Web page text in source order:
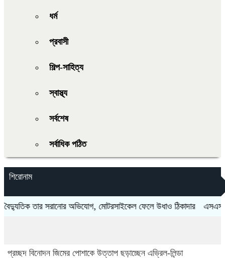
ধর্ম
প্রবাসী
শিল্প-সাহিত্য
স্বাস্থ্য
সর্বশেষ
সর্বাধিক পঠিত
শিরোনাম
তার সরানোর অভিযোগ, মোটরসাইকেল ফেলে উধাও ঠিকাদার এসএসসির
প্রচ্ছদ বিনোদন জিমের পোশাকে উত্তাপ ছড়াচ্ছেন এভ্রিল-লিন্ডা